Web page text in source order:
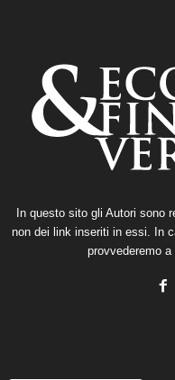
In questo sito gli Autori sono
non dei link inseriti in essi. In
provvederemo a